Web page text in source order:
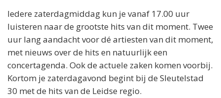
Iedere zaterdagmiddag kun je vanaf 17.00 uur
luisteren naar de grootste hits van dit moment. Twee
uur lang aandacht voor dé artiesten van dit moment,
met nieuws over de hits en natuurlijk een
concertagenda. Ook de actuele zaken komen voorbij.
Kortom je zaterdagavond begint bij de Sleutelstad
30 met de hits van de Leidse regio.